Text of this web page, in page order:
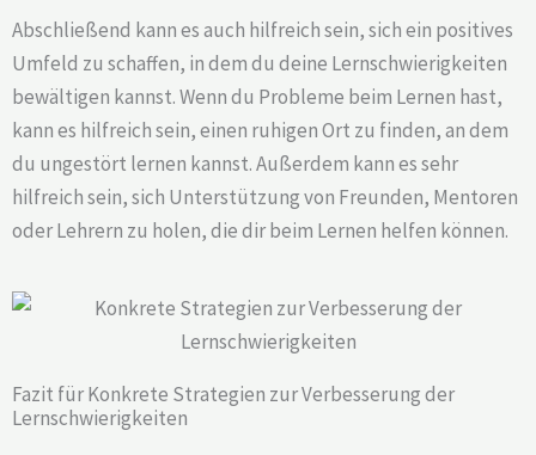
Abschließend kann es auch hilfreich sein, sich ein positives
Umfeld zu schaffen, in dem du deine Lernschwierigkeiten
bewältigen kannst. Wenn du Probleme beim Lernen hast,
kann es hilfreich sein, einen ruhigen Ort zu finden, an dem
du ungestört lernen kannst. Außerdem kann es sehr
hilfreich sein, sich Unterstützung von Freunden, Mentoren
oder Lehrern zu holen, die dir beim Lernen helfen können.
Fazit für Konkrete Strategien zur Verbesserung der
Lernschwierigkeiten